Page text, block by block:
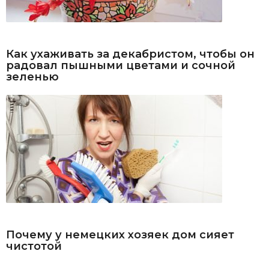
Как ухаживать за декабристом, чтобы он
радовал пышными цветами и сочной
зеленью
Почему у немецких хозяек дом сияет
чистотой